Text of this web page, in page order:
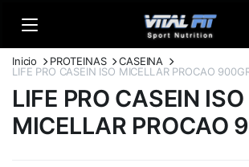
Inicio PROTEINAS
CASEINA
LIFE PRO CASEIN ISO MICELLAR PROCAO
LIFE PRO CASEIN ISO
MICELLAR PROCAO